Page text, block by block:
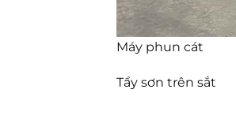
Máy phun cát
Tẩy sơn trên sắt